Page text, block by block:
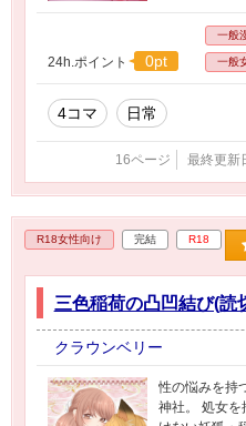
24h.ポイント 0pt
一般
一般
4コマ 日常
16ページ 最終更新
R18女性向け 完結 R18
三色稲荷の凸凹結び(読
クラウンベリー
性の悩みを持
神社。 処女を